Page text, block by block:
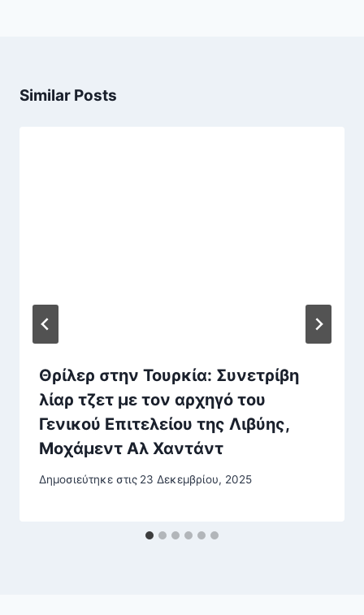
Similar Posts
Θρίλερ στην Τουρκία: Συνετρίβη
λίαρ τζετ με τον αρχηγό του
Γενικού Επιτελείου της Λιβύης,
Μοχάμεντ Αλ Χαντάντ
Δημοσιεύτηκε στις 23 Δεκεμβρίου, 2025